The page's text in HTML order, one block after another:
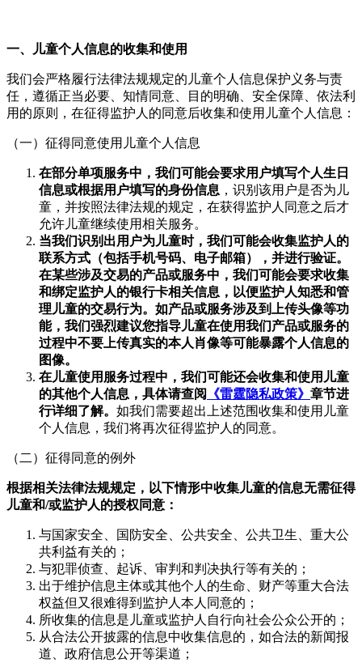
一、儿童个人信息的收集和使用
我们会严格履行法律法规规定的儿童个人信息保护义务与责
任，遵循正当必要、知情同意、目的明确、安全保障、依法利
用的原则，在征得监护人的同意后收集和使用儿童个人信息：
（一）征得同意使用儿童个人信息
在部分单项服务中，我们可能会要求用户填写个人生日
信息或根据用户填写的身份信息 ，识别该用户是否为儿
童，并按照法律法规的规定，在获得监护人同意之后才
允许儿童继续使用相关服务。
当我们识别出用户为儿童时，我们可能会收集监护人的
联系方式（包括手机号码、电子邮箱），并进行验证。
在某些涉及交易的产品或服务中，我们可能会要求收集
和绑定监护人的银行卡相关信息，以便监护人知悉和管
理儿童的交易行为。如产品或服务涉及到上传头像等功
能，我们强烈建议您指导儿童在使用我们产品或服务的
过程中不要上传真实的本人肖像等可能暴露个人信息的
图像。
在儿童使用服务过程中，我们可能还会收集和使用儿童
的其他个人信息，具体请查阅 《雷霆隐私政策》 章节进
行详细了解。 如我们需要超出上述范围收集和使用儿童
个人信息，我们将再次征得监护人的同意。
（二）征得同意的例外
根据相关法律法规规定，以下情形中收集儿童的信息无需征得
儿童和/或监护人的授权同意：
与国家安全、国防安全、公共安全、公共卫生、重大公
共利益有关的；
与犯罪侦查、起诉、审判和判决执行等有关的；
出于维护信息主体或其他个人的生命、财产等重大合法
权益但又很难得到监护人本人同意的；
所收集的信息是儿童或监护人自行向社会公众公开的；
从合法公开披露的信息中收集信息的，如合法的新闻报
道、政府信息公开等渠道；